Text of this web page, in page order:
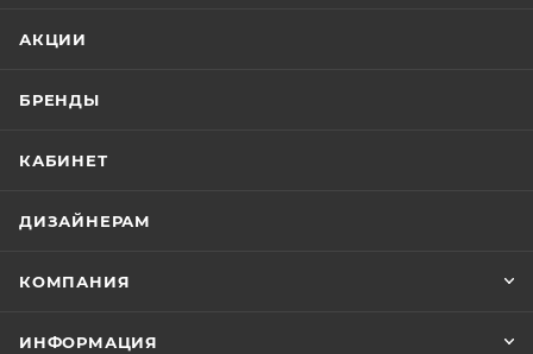
АКЦИИ
БРЕНДЫ
КАБИНЕТ
ДИЗАЙНЕРАМ
КОМПАНИЯ
ИНФОРМАЦИЯ